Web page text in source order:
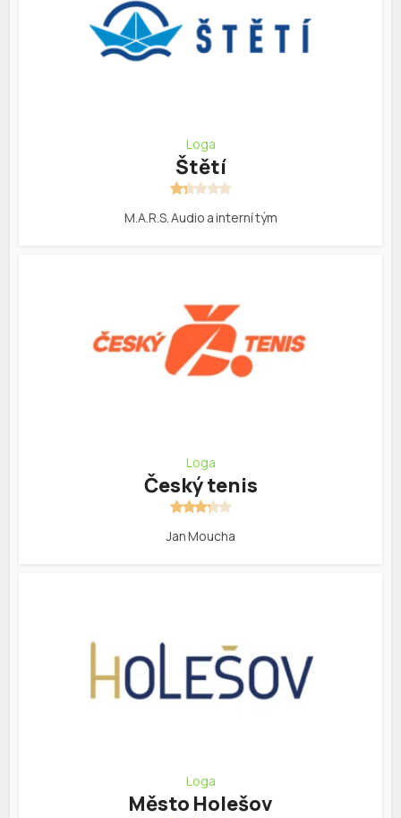
Loga
Štětí
M.A.R.S. Audio a interní tým
Loga
Český tenis
Jan Moucha
Loga
Město Holešov